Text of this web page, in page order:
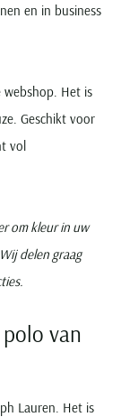
en in business
Het is
Geschikt voor
vol
om kleur in uw
delen graag
van
Lauren. Het is